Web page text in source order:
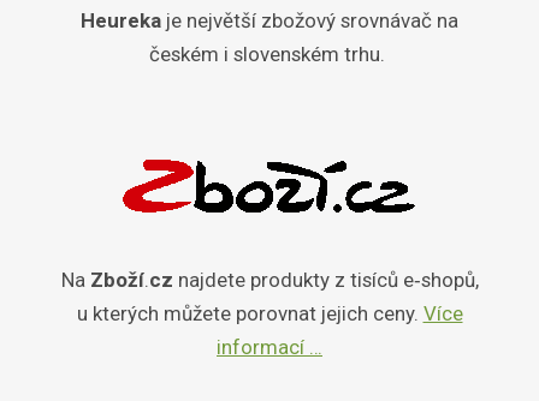
Heureka je největší zbožový srovnávač na
českém i slovenském trhu.
Na Zboží.cz najdete produkty z tisíců e‑shopů,
u kterých můžete porovnat jejich ceny. Více
informací …